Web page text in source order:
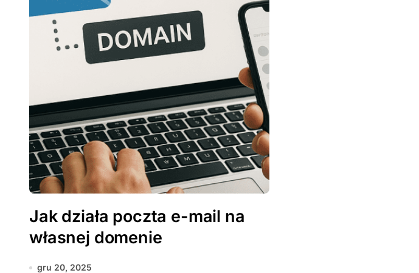
Jak działa poczta e-mail na
własnej domenie
gru 20, 2025